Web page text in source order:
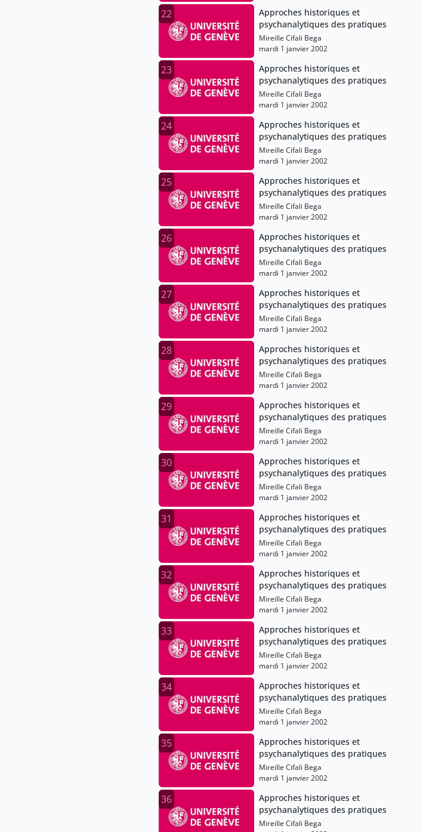
22
Approches historiques et
psychanalytiques des pratiques
Mireille Cifali Bega
mardi 1 janvier 2002
23
Approches historiques et
psychanalytiques des pratiques
Mireille Cifali Bega
mardi 1 janvier 2002
24
Approches historiques et
psychanalytiques des pratiques
Mireille Cifali Bega
mardi 1 janvier 2002
25
Approches historiques et
psychanalytiques des pratiques
Mireille Cifali Bega
mardi 1 janvier 2002
26
Approches historiques et
psychanalytiques des pratiques
Mireille Cifali Bega
mardi 1 janvier 2002
27
Approches historiques et
psychanalytiques des pratiques
Mireille Cifali Bega
mardi 1 janvier 2002
28
Approches historiques et
psychanalytiques des pratiques
Mireille Cifali Bega
mardi 1 janvier 2002
29
Approches historiques et
psychanalytiques des pratiques
Mireille Cifali Bega
mardi 1 janvier 2002
30
Approches historiques et
psychanalytiques des pratiques
Mireille Cifali Bega
mardi 1 janvier 2002
31
Approches historiques et
psychanalytiques des pratiques
Mireille Cifali Bega
mardi 1 janvier 2002
32
Approches historiques et
psychanalytiques des pratiques
Mireille Cifali Bega
mardi 1 janvier 2002
33
Approches historiques et
psychanalytiques des pratiques
Mireille Cifali Bega
mardi 1 janvier 2002
34
Approches historiques et
psychanalytiques des pratiques
Mireille Cifali Bega
mardi 1 janvier 2002
35
Approches historiques et
psychanalytiques des pratiques
Mireille Cifali Bega
mardi 1 janvier 2002
36
Approches historiques et
psychanalytiques des pratiques
Mireille Cifali Bega